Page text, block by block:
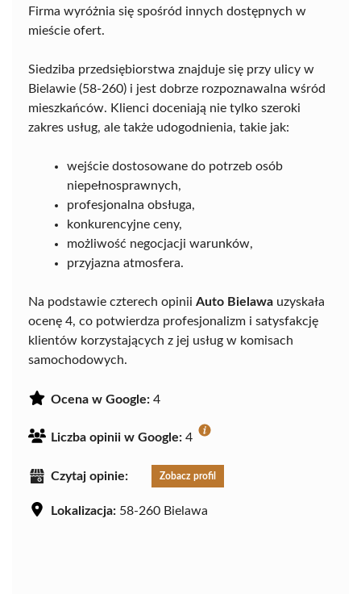
Firma wyróżnia się spośród innych dostępnych w
mieście ofert.
Siedziba przedsiębiorstwa znajduje się przy ulicy w
Bielawie (58-260) i jest dobrze rozpoznawalna wśród
mieszkańców. Klienci doceniają nie tylko szeroki
zakres usług, ale także udogodnienia, takie jak:
wejście dostosowane do potrzeb osób
niepełnosprawnych,
profesjonalna obsługa,
konkurencyjne ceny,
możliwość negocjacji warunków,
przyjazna atmosfera.
Na podstawie czterech opinii Auto Bielawa uzyskała
ocenę 4, co potwierdza profesjonalizm i satysfakcję
klientów korzystających z jej usług w komisach
samochodowych.
Ocena w Google: 4
Liczba opinii w Google: 4
Czytaj opinie: Zobacz profil
Lokalizacja: 58-260 Bielawa